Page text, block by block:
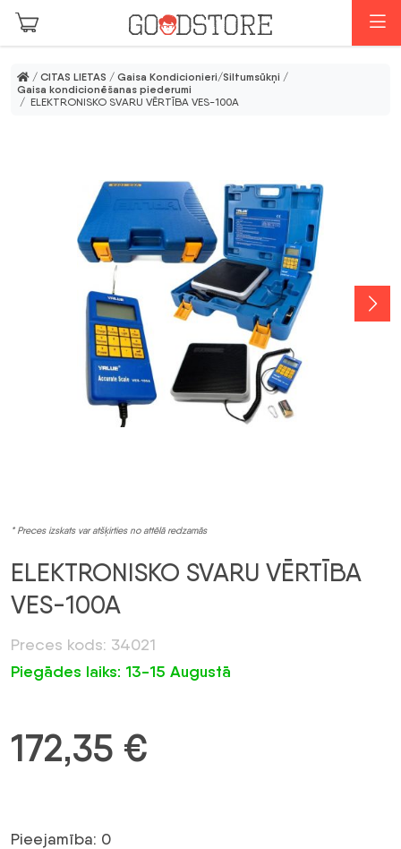
Skip to main content
/ CITAS LIETAS / Gaisa Kondicionieri/Siltumsūkņi /
Gaisa kondicionēšanas piederumi
/ ELEKTRONISKO SVARU VĒRTĪBA VES-100A
* Preces izskats var atšķirties no attēlā redzamās
ELEKTRONISKO SVARU VĒRTĪBA
VES-100A
Preces kods: 34021
Piegādes laiks: 13-15 Augustā
172,35 €
Pieejamība: 0